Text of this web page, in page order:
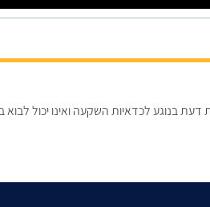
בנוגע לכדאיות השקעה ואינו יכול לבוא